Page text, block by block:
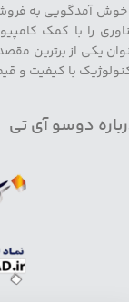
خوش آمدگویی به
را با کمک
یکی از برترین
با کیفیت و
دوسو آی تی